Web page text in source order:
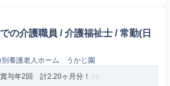
の介護職員 / 介護福祉士 / 常勤(日
別養護老人ホーム うかじ園
賞与年2回 計2.20ヶ月分！